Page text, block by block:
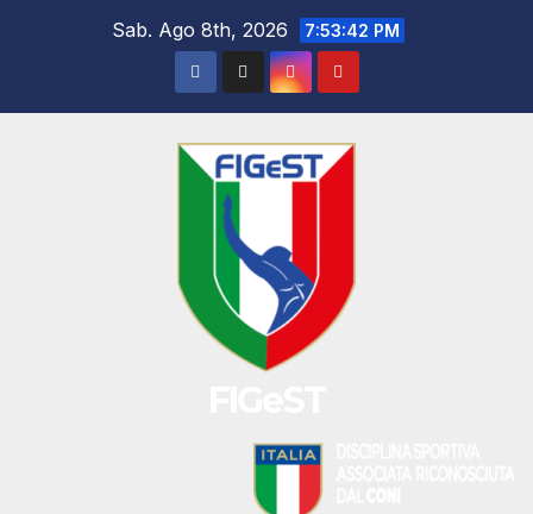
Sab. Ago 8th, 2026 7:53:42 PM